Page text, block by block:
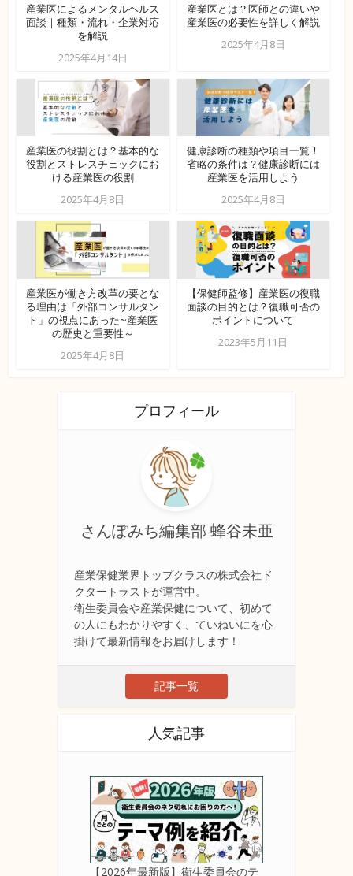
産業医によるメンタルヘルス
面談｜種類・流れ・企業対応
を解説
2025年4月14日
産業医とは？医師との違いや
産業医の必要性を詳しく解説
2025年4月8日
産業医の役割とは？基本的な
役割とストレスチェックにお
ける産業医の役割
2025年4月8日
健康診断の種類や項目一覧！
省略の条件は？健康診断には
産業医を活用しよう
2025年4月8日
産業医が働き方改革の要とな
る理由は「外部コンサルタン
ト」の視点にあった~産業医
の歴史と重要性～
2025年4月8日
【保健師監修】産業医の復職
面談の目的とは？復職可否の
ポイントについて
2023年5月11日
プロフィール
さんぽみち編集部 蜂谷未亜
産業保健業界トップクラスの株式会社ド
クタートラストが運営中。
衛生委員会や産業保健について、初めて
の人にもわかりやすく、ていねいにを心
掛けて最新情報をお届けします！
記事一覧
人気記事
【2026年最新版】衛生委員会のテ